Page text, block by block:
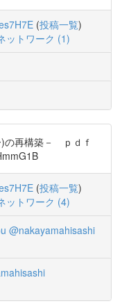
(投稿一覧)
ットワーク (1)
の再構築－ ｐｄｆ
(投稿一覧)
ットワーク (4)
@nakayamahisashi